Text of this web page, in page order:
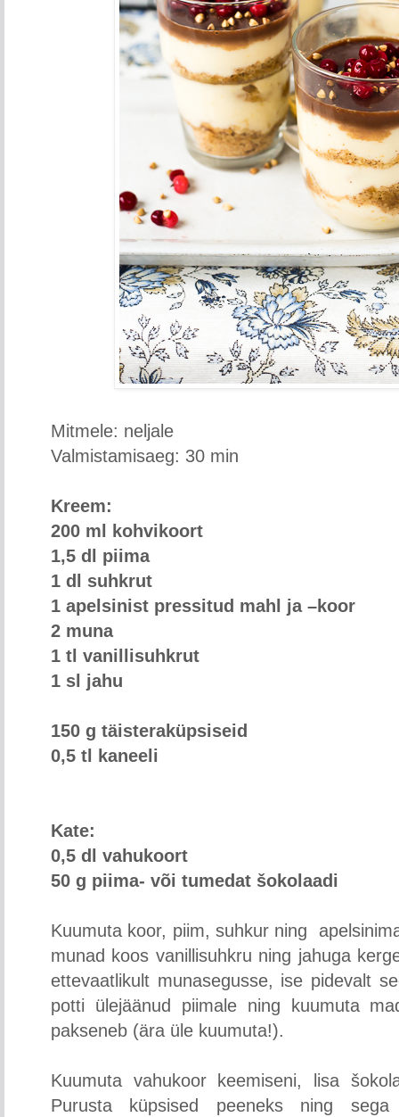
Mitmele: neljale
Valmistamisaeg: 30 min
Kreem:
200 ml kohvikoort
1,5 dl piima
1 dl suhkrut
1 apelsinist pressitud mahl ja –koor
2 muna
1 tl vanillisuhkrut
1 sl jahu
150 g täisteraküpsiseid
0,5 tl kaneeli
Kate:
0,5 dl vahukoort
50 g piima- või tumedat šokolaadi
Kuumuta koor, piim, suhkur ning
munad koos vanillisuhkru ning jahuga
ettevaatlikult munasegusse, ise pidevalt
potti ülejäänud piimale ning kuumuta
pakseneb (ära üle kuumuta!).
Kuumuta vahukoor keemiseni, lisa
Purusta küpsised peeneks ning